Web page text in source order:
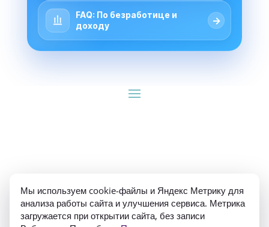
FAQ: По безработице и
доходу
→
ИП Гуляев Е.А. ОГРН 310784709900570 ИНН
781020474307
Мы используем cookie-файлы и Яндекс Метрику для
анализа работы сайта и улучшения сервиса. Метрика
загружается при открытии сайта, без записи